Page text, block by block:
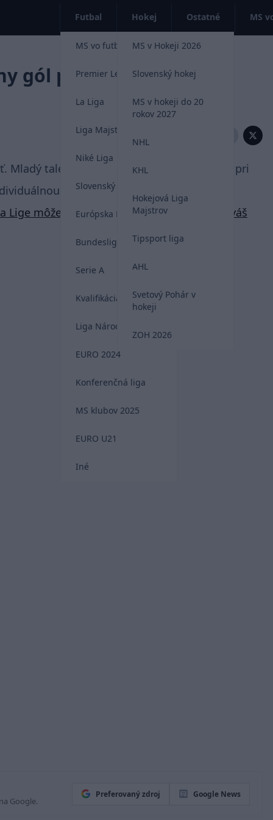
Futbal
MS vo futbale 2026
Premier League
La Liga
Liga Majstrov
Niké Liga
Slovenský futbal
Európska Liga
Bundesliga
Serie A
Kvalifikácia MS 2026
Liga Národov
EURO 2024
Konferenčná liga
MS klubov 2025
EURO U21
Iné
Hokej
MS v Hokeji 2026
Slovenský hokej
MS v hokeji do 20
rokov 2027
NHL
KHL
Hokejová Liga
Majstrov
Tipsport liga
AHL
Svetový Pohár v
hokeji
ZOH 2026
Ostatné MS
gól proti Celte Vigo
Zdieľať:
Mladý talent Barcelony sa včera predviedol pri
akciou.
Lige môžete teraz zadarmo sledovať aj cez váš
Google.
Preferovaný zdroj Google News